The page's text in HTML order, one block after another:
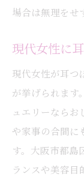
場合は無理をせ
現代女性に
現代女性が耳つ
が挙げられます
ュエリーなら
や家事の合間に
す。大阪市都島
ランスや美容目